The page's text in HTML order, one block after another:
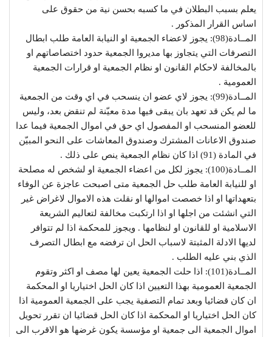
يعلم بسبب البطلان في ما كسبه بحسن نية من حقوق على
اساس القرار المذكور .
المــادة(98): يجوز لاعضاء الجمعية او النيابة العامة طلب ابطال
التصرفات التي يتجاوز بها مديروا الجمعية حدود اختصاصاتهم او
بالمخالفة لاحكام القانون او نظام الجمعية او قرارات الجمعية
العمومية .
المــادة(99): يجوز لاي عضو ان ينسحب في اي وقت من الجمعية
ما لم يكن قد تعهد بان يبقى فيها مدة معيّنة لم تنقض بعد، وليس
للعضو المنسحب او المفصول اي حق في اموال الجمعية فيما عدا
صندوق الاعانات المشترك وصندوق المعاشات على النحو المبيّن
في المادة (91) اذا كان نظام الجمعية ينص على ذلك .
المــادة(100): يجوز لكل من اعضاء الجمعية او لشخص له مصلحة
او للنيابة العامة طلب حل الجمعية متى اصبحت عاجزة عن الوفاء
بتعهداتها او اذا خصصت اموالها او نقلت هذه الاموال لاغراض غير
التي انشئت من اجلها او اذا ارتكبت مخالفة لتعاليم الشريعة
الاسلامية او للقانون او لنظامها . ويجوز للمحكمة اذا لم تتوافر
لديها الادلة المثبتة لاسباب الحل ان ترفضه مع ابطال التصرف
الذي بني عليه الطلب .
المــادة(101): اذا حلت الجمعية يعين لها مصف او اكثر وتقوم
الجمعية العمومية بهذا التعيين اذا كان الحل اختياريا او المحكمة
ان كان قضائيا وبعد تمام التصفية يجب على الجمعية العمومية اذا
كان الحل اختياريا او المحكمة اذا كان الحل قضائيا ان تقرر تحويل
اموال الجمعية الى جمعية او مؤسسة يكون غرضها هو الاقرب الى